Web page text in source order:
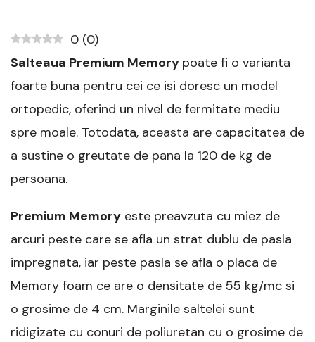
0 (0)
Salteaua Premium Memory poate fi o varianta
foarte buna pentru cei ce isi doresc un model
ortopedic, oferind un nivel de fermitate mediu
spre moale. Totodata, aceasta are capacitatea de
a sustine o greutate de pana la 120 de kg de
persoana.
Premium Memory este preavzuta cu miez de
arcuri peste care se afla un strat dublu de pasla
impregnata, iar peste pasla se afla o placa de
Memory foam ce are o densitate de 55 kg/mc si
o grosime de 4 cm. Marginile saltelei sunt
ridigizate cu conuri de poliuretan cu o grosime de